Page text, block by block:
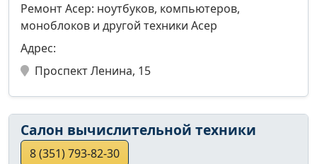
Ремонт Асер: ноутбуков, компьютеров,
моноблоков и другой техники Асер
Адрес:
Проспект Ленина, 15
Салон вычислительной техники
8 (351) 793-82-30